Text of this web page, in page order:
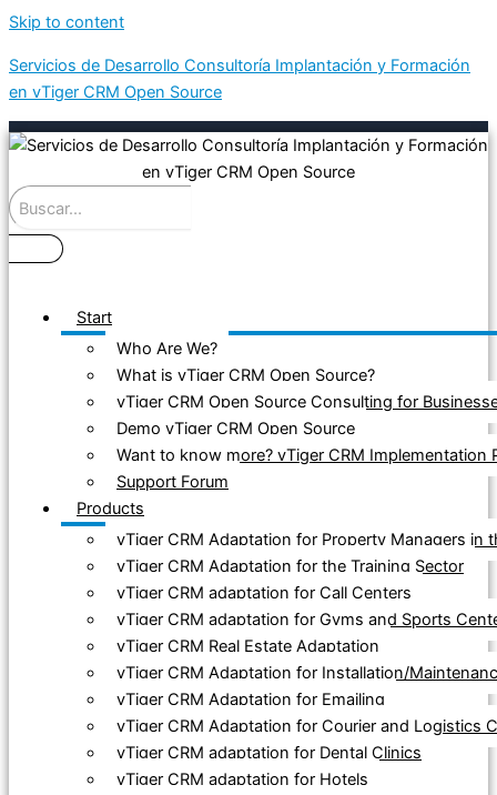
Skip to content
Servicios de Desarrollo Consultoría Implantación y Formación
en vTiger CRM Open Source
Start
Who Are We?
What is vTiger CRM Open Source?
vTiger CRM Open Source Consulting for
Demo vTiger CRM Open Source
Want to know more? vTiger CRM Implementation
Support Forum
Products
vTiger CRM Adaptation for Property Managers
vTiger CRM Adaptation for the Training Sector
vTiger CRM adaptation for Call Centers
vTiger CRM adaptation for Gyms and Sports
vTiger CRM Real Estate Adaptation
vTiger CRM Adaptation for Installation/
vTiger CRM Adaptation for Emailing
vTiger CRM Adaptation for Courier and Logistics
vTiger CRM adaptation for Dental Clinics
vTiger CRM adaptation for Hotels